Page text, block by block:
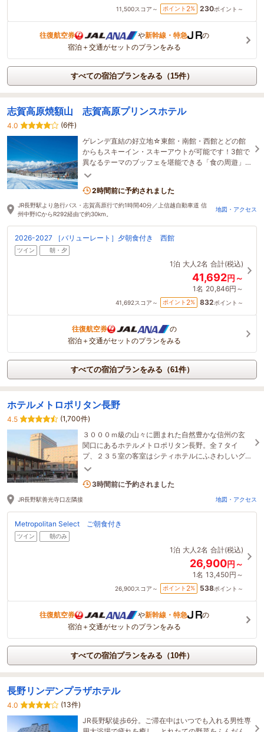
11,500スコア～ ポイント 2% 230ポイント～
往復航空券 や新幹線・特急
の
宿泊＋交通がセットのプランをみる
すべての宿泊プランをみる（15件）
志賀高原焼額山 志賀高原プリンスホテル
4.0
(6件)
ゲレンデ直結の好立地☆東館・南館・西館とどの館
からもスキーイン・スキーアウトが可能です！3館で
異なるテーマのブッフェを堪能できる「食の周遊」
をはじめ、訪れる方のニーズにお応えいたします♪
2時間前に予約されました
JR長野駅より急行バス・志賀高原行で約1時間40分／上信越自動車道 信
州中野ICからR292経由で約30km。
地図・アクセス
2026-2027 ［バリューレート］夕朝食付き 西館
ツイン 朝・夕
1泊 大人2名 合計(税込)
41,692円～
1名 20,846円～
41,692スコア～ ポイント 2% 832ポイント～
往復航空券
の
宿泊＋交通がセットのプランをみる
すべての宿泊プランをみる（61件）
ホテルメトロポリタン長野
4.5
(1,700件)
３０００ｍ級の山々に囲まれた自然豊かな信州の玄
関口にあるホテルメトロポリタン長野。全７タイ
プ、２３５室の客室はシティホテルにふさわしいグ
レードと快適さを用意して皆様をお待ちしておりま
4名がこの宿を見ています
JR長野駅善光寺口左隣接 地図・アクセス
Metropolitan Select ご朝食付き
ツイン 朝のみ
1泊 大人2名 合計(税込)
26,900円～
1名 13,450円～
26,900スコア～ ポイント 2% 538ポイント～
往復航空券 や新幹線・特急
の
宿泊＋交通がセットのプランをみる
すべての宿泊プランをみる（10件）
長野リンデンプラザホテル
4.0
(13件)
JR長野駅徒歩6分。ご滞在中はいつでも入れる男性専